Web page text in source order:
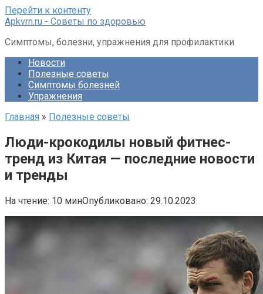
Перейти к контенту
Apkvrn.ru - Советы по здоровью
Симптомы, болезни, упражнения для профилактики
Новости
Полезные советы
Симптомы болезней
Упражнения
Главная » Полезные советы
Люди-крокодилы новый фитнес-
тренд из Китая — последние новости
и тренды
На чтение: 10 минОпубликовано: 29.10.2023